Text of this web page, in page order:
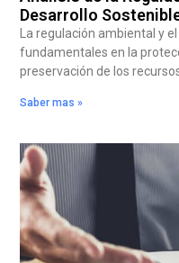
Desarrollo
La regulación ambiental y
fundamentales en la
preservación de los
Saber mas »